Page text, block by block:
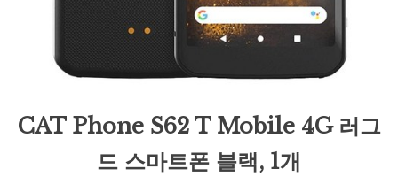
CAT Phone S62 T Mobile 4G 러그
드 스마트폰 블랙, 1개